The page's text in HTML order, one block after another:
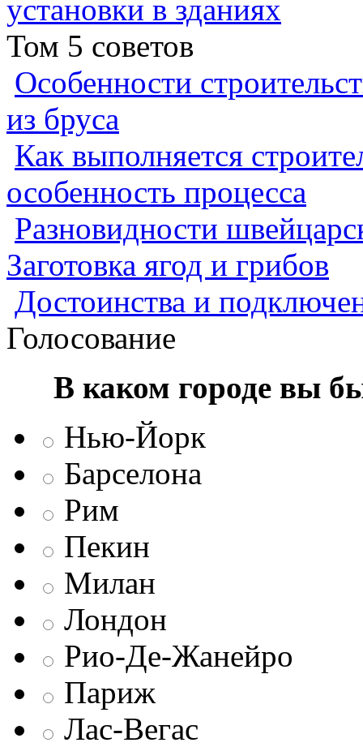
установки в зданиях
Том 5 советов
Особенности
из бруса
Как выполняется
особенность процесса
Разновидности
Заготовка ягод и грибов
Достоинства и
Голосование
В каком городе вы
Нью-Йорк
Барселона
Рим
Пекин
Милан
Лондон
Рио-Де-Жанейро
Париж
Лас-Вегас